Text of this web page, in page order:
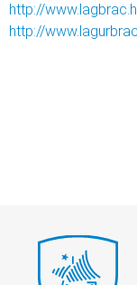
http://
http://